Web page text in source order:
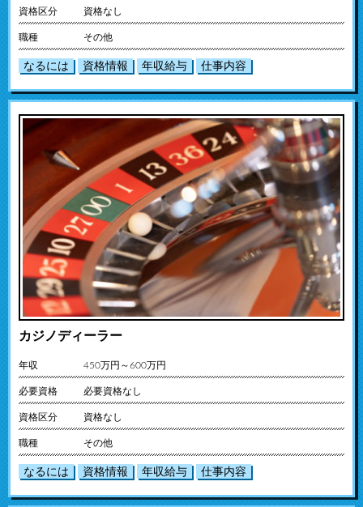
資格区分 資格なし
職種 その他
なるには 資格情報 年収給与 仕事内容
カジノディーラー
年収 450万円～600万円
必要資格 必要資格なし
資格区分 資格なし
職種 その他
なるには 資格情報 年収給与 仕事内容